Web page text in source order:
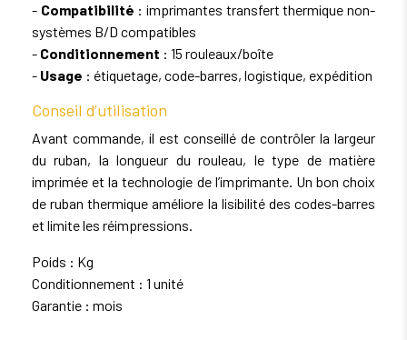
- Compatibilité : imprimantes transfert thermique non-
systèmes B/D compatibles
- Conditionnement : 15 rouleaux/boîte
- Usage : étiquetage, code-barres, logistique, expédition
Conseil d’utilisation
Avant commande, il est conseillé de contrôler la largeur
du ruban, la longueur du rouleau, le type de matière
imprimée et la technologie de l’imprimante. Un bon choix
de ruban thermique améliore la lisibilité des codes-barres
et limite les réimpressions.
Poids : Kg
Conditionnement : 1 unité
Garantie : mois